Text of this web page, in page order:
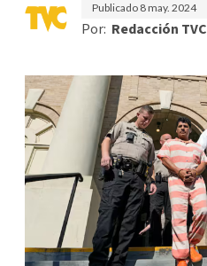
Publicado 8 may. 2024
Por: Redacción TVC